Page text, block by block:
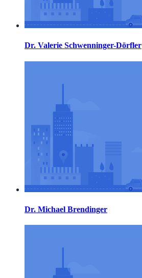
Dr. Valerie Schwenninger-Dörfler
Dr. Michael Brendinger